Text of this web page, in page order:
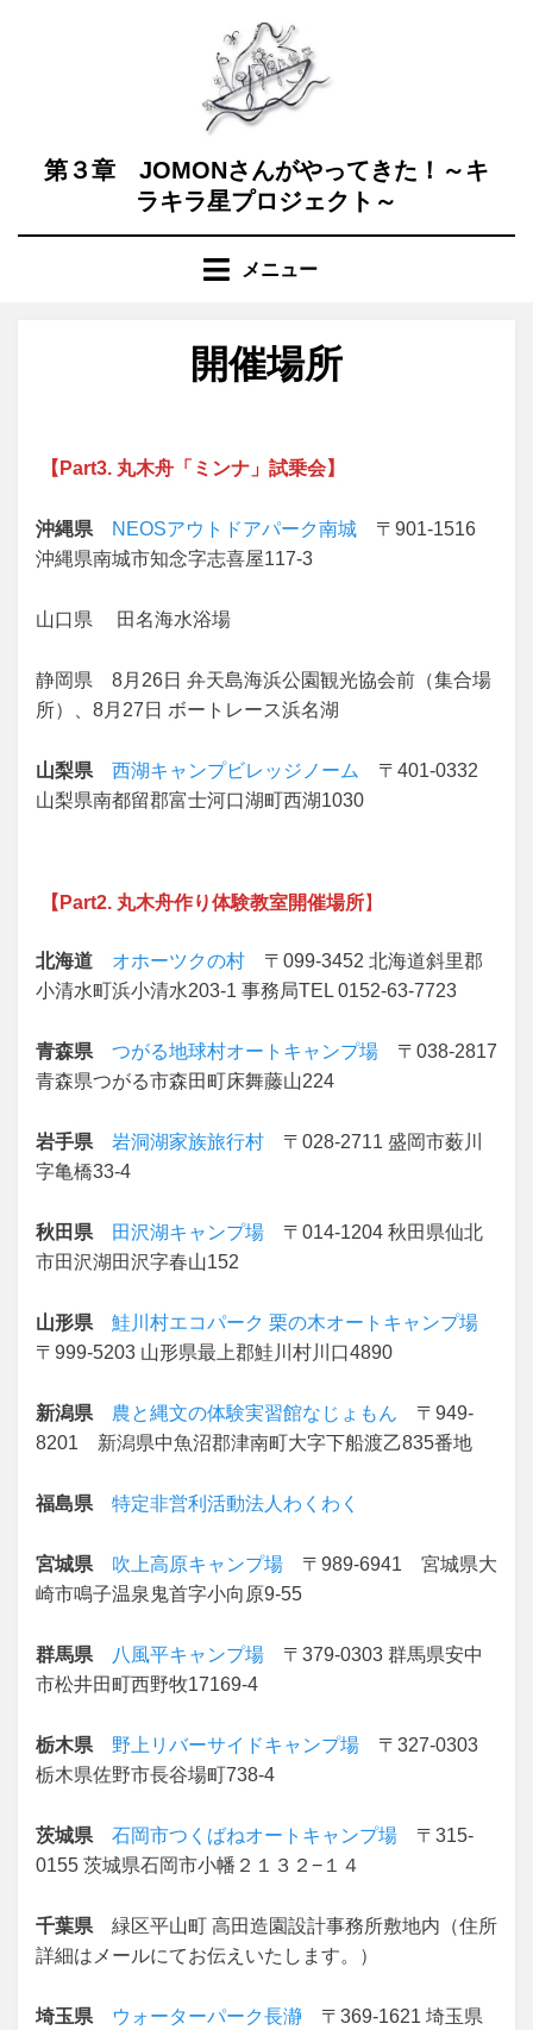
第３章 JOMONさんがやってきた！～キ
ラキラ星プロジェクト～
メニュー
開催場所
【Part3. 丸木舟「ミンナ」試乗会】
沖縄県 NEOSアウトドアパーク南城 〒901-1516
沖縄県南城市知念字志喜屋117-3
山口県 田名海水浴場
静岡県 8月26日 弁天島海浜公園観光協会前（集合場
所）、8月27日 ボートレース浜名湖
山梨県 西湖キャンプビレッジノーム
〒401-0332
山梨県南都留郡富士河口湖町西湖1030
【Part2. 丸木舟作り体験教室開催場所】
北海道 オホーツクの村 〒099-3452 北海道斜里郡
小清水町浜小清水203-1 事務局TEL 0152-63-7723
青森県 つがる地球村オートキャンプ場 〒038-2817
青森県つがる市森田町床舞藤山224
岩手県 岩洞湖家族旅行村 〒028-2711 盛岡市薮川
字亀橋33-4
秋田県 田沢湖キャンプ場 〒014-1204 秋田県仙北
市田沢湖田沢字春山152
山形県
鮭川村エコパーク 栗の木オートキャンプ場
〒999-5203 山形県最上郡鮭川村川口4890
新潟県 農と縄文の体験実習館なじょもん 〒949-
8201 新潟県中魚沼郡津南町大字下船渡乙835番地
福島県 特定非営利活動法人わくわく
宮城県 吹上高原キャンプ場 〒989-6941 宮城県大
崎市鳴子温泉鬼首字小向原9-55
群馬県 八風平キャンプ場 〒379-0303 群馬県安中
市松井田町西野牧17169-4
栃木県 野上リバーサイドキャンプ場 〒327-0303
栃木県佐野市長谷場町738-4
茨城県 石岡市つくばねオートキャンプ場 〒315-
0155 茨城県石岡市小幡２１３２−１４
千葉県 緑区平山町 高田造園設計事務所敷地内（住所
詳細はメールにてお伝えいたします。）
埼玉県 ウォーターパーク長瀞 〒369-1621 埼玉県